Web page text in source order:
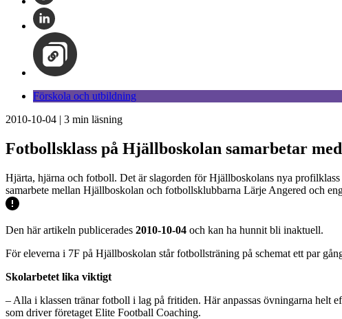
Förskola och utbildning
2010-10-04 | 3 min läsning
Fotbollsklass på Hjällboskolan samarbetar
Hjärta, hjärna och fotboll. Det är slagorden för Hjällboskolans nya
samarbete mellan Hjällboskolan och fotbollsklubbarna Lärje Angered och
Den här artikeln publicerades 2010-10-04 och kan ha hunnit bli inaktuell.
För eleverna i 7F på Hjällboskolan står fotbollsträning på schemat ett par
Skolarbetet lika viktigt
– Alla i klassen tränar fotboll i lag på fritiden. Här anpassas övningarna helt
som driver företaget Elite Football Coaching.